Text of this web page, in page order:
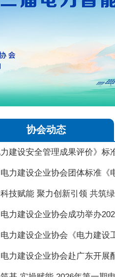
协会动态
力建设安全管理成果评价》
力建设企业协会赴广东开展